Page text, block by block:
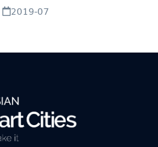
2019-07